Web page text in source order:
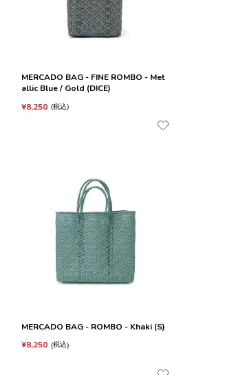
MERCADO BAG - FINE ROMBO - Met
allic Blue / Gold (DICE)
¥8,250 税込
MERCADO BAG - ROMBO - Khaki (S)
¥8,250 税込